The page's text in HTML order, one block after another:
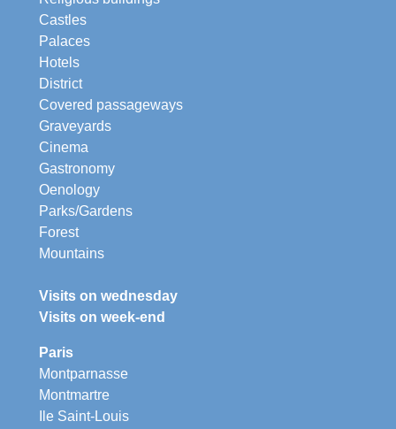
Castles
Palaces
Hotels
District
Covered passageways
Graveyards
Cinema
Gastronomy
Oenology
Parks/Gardens
Forest
Mountains
Visits on wednesday
Visits on week-end
Paris
Montparnasse
Montmartre
Ile Saint-Louis